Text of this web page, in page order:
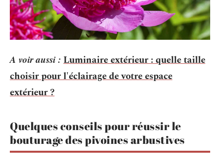
A voir aussi : Luminaire extérieur : quelle taille
choisir pour l'éclairage de votre espace
extérieur ?
Quelques conseils pour réussir le
bouturage des pivoines arbustives